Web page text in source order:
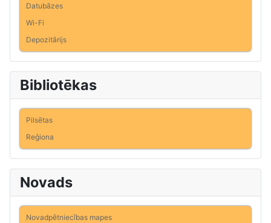
Datubāzes
Wi-Fi
Depozitārijs
Bibliotēkas
Pilsētas
Reģiona
Novads
Novadpētniecības mapes